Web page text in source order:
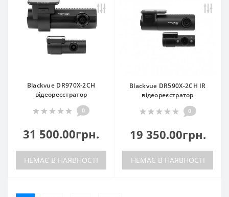
Blackvue DR970X-2CH
відеореєстратор
0
31 500.00грн.
НЕМАЄ В НАЯВНОСТІ
Blackvue DR590X-2CH IR
відеореєстратор
0
19 350.00грн.
НЕМАЄ В НАЯВНОСТІ